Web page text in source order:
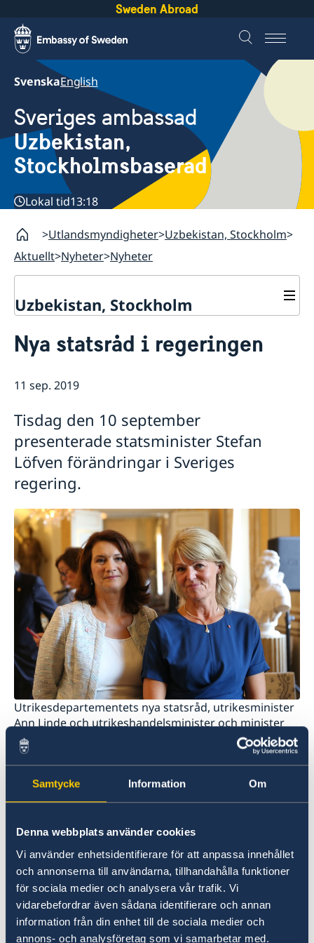
Samtycke Information Om
Denna webbplats använder cookies
Vi använder enhetsidentifierare för att anpassa innehållet
och annonserna till användarna, tillhandahålla funktioner
för sociala medier och analysera vår trafik. Vi
vidarebefordrar även sådana identifierare och annan
information från din enhet till de sociala medier och
annons- och analysföretag som vi samarbetar med.
Sweden Abroad
SvenskaEnglish
Sveriges ambassad
Uzbekistan,
Stockholmsbaserad
Lokal tid13:18
Utlandsmyndigheter Uzbekistan, Stockholm
Aktuellt Nyheter Nyheter
Uzbekistan, Stockholm
Om oss
Nyheter
Nya statsråd i regeringen
11 sep. 2019
Tisdag den 10 september
presenterade statsminister Stefan
Löfven förändringar i Sveriges
regering.
Utrikesdepartementets nya statsråd, utrikesminister
Ann Linde och utrikeshandelsminister och minister
med ansvar för nordiska frågor Anna Hallberg.
Ny utrikesminister och chef för
Utrikesdepartementet är Ann Linde.
Ny utrikeshandelsminister och minister
med ansvar för nordiska frågor är Anna
Hallberg.
Ny arbetsmarknadsminister och chef för
Arbetsmarknadsdepartementet är Eva
Nordmark.
Margot Wallström och Ylva Johansson lämnar